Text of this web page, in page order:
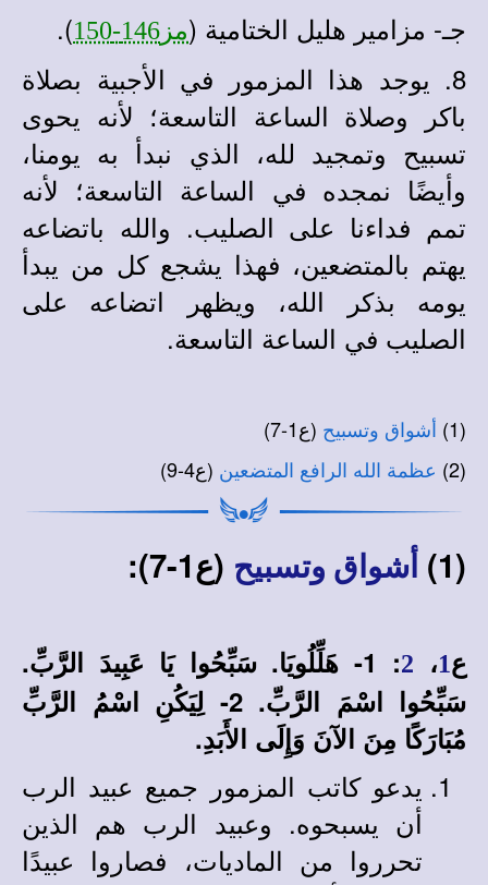
جـ- مزامير هليل الختامية (مز146-150
).
8. يوجد هذا المزمور في الأجبية بصلاة
باكر وصلاة الساعة التاسعة؛ لأنه يحوى
تسبيح وتمجيد لله، الذي نبدأ به يومنا،
وأيضًا نمجده في الساعة التاسعة؛ لأنه
تمم فداءنا على الصليب. والله باتضاعه
يهتم بالمتضعين، فهذا يشجع كل من يبدأ
يومه بذكر الله، ويظهر اتضاعه على
الصليب في الساعة التاسعة.
(1) أشواق وتسبيح (ع1-7)
(2)
عظمة الله الرافع المتضعين (ع4-9)
(1) أشواق وتسبيح (ع1-7):
ع1، 2
:
1- هَلِّلُويَا. سَبِّحُوا يَا عَبِيدَ الرَّبِّ.
سَبِّحُوا اسْمَ الرَّبِّ. 2- لِيَكُنِ اسْمُ الرَّبِّ
مُبَارَكًا مِنَ الآنَ وَإِلَى الأَبَدِ.
يدعو كاتب المزمور جميع عبيد الرب
أن يسبحوه. وعبيد الرب هم الذين
تحرروا من الماديات، فصاروا عبيدًا